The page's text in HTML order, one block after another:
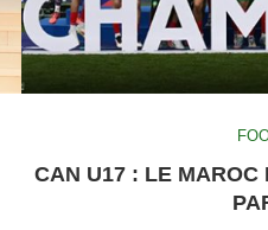
CAN U17 : LE MAROC